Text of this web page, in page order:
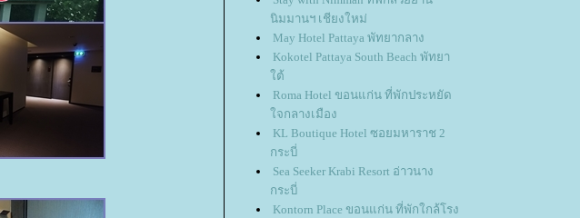
นิมมานฯ เชียงใหม่
May Hotel Pattaya พัทยากลาง
Kokotel Pattaya South Beach พัทยา
ต้
Roma Hotel ขอนแก่น ที่พักประหยัด
จกลางเมือง
KL Boutique Hotel ซอยมหาราช 2
กระบี่
Sea Seeker Krabi Resort อ่าวนาง
กระบี่
Kontorn Place ขอนแก่น ที่พักใกล้โรง